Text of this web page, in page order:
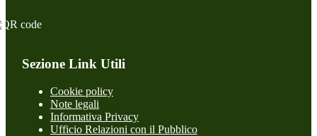
Sezione Link Utili
Cookie policy
Note legali
Informativa Privacy
Ufficio Relazioni con il Pubblico